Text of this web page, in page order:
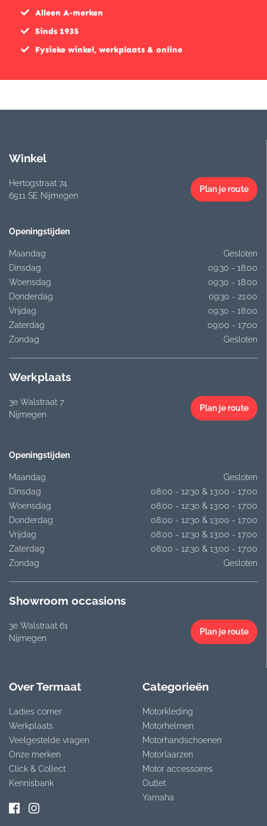
Alleen A-merken
Sinds 1935
Fysieke winkel, werkplaats & online
Winkel
Hertogstraat 74
6511 SE Nijmegen
Plan je route
Openingstijden
Maandag
Gesloten
Dinsdag
09:30 - 18:00
Woensdag
09:30 - 18:00
Donderdag
09:30 - 21:00
Vrijdag
09:30 - 18:00
Zaterdag
09:00 - 17:00
Zondag
Gesloten
Werkplaats
3e Walstraat 7
Nijmegen
Plan je route
Openingstijden
Maandag
Gesloten
Dinsdag
08:00 - 12:30 & 13:00 - 17:00
Woensdag
08:00 - 12:30 & 13:00 - 17:00
Donderdag
08:00 - 12:30 & 13:00 - 17:00
Vrijdag
08:00 - 12:30 & 13:00 - 17:00
Zaterdag
08:00 - 12:30 & 13:00 - 17:00
Zondag
Gesloten
Showroom occasions
3e Walstraat 61
Nijmegen
Plan je route
Over Termaat
Ladies corner
Werkplaats
Veelgestelde vragen
Onze merken
Click & Collect
Kennisbank
Categorieën
Motorkleding
Motorhelmen
Motorhandschoenen
Motorlaarzen
Motor accessoires
Outlet
Yamaha